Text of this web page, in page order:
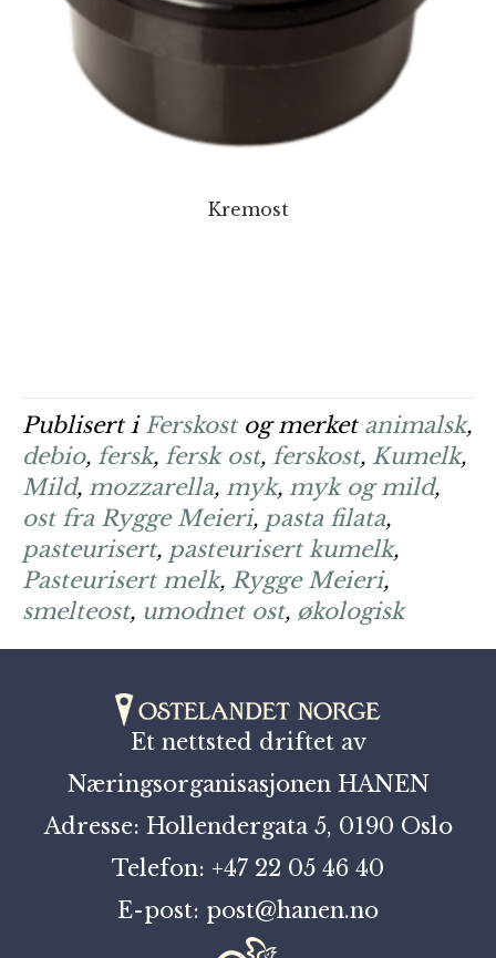
Kremost
Publisert i Ferskostog merket animalsk,
debio, fersk, fersk ost, ferskost, Kumelk,
Mild, mozzarella, myk, myk og mild,
ost fra Rygge Meieri, pasta filata,
pasteurisert, pasteurisert kumelk,
Pasteurisert melk, Rygge Meieri,
smelteost, umodnet ost, økologisk
Et nettsted driftet av
Næringsorganisasjonen HANEN
Adresse: Hollendergata 5, 0190 Oslo
Telefon: +47 22 05 46 40
E-post: post@hanen.no